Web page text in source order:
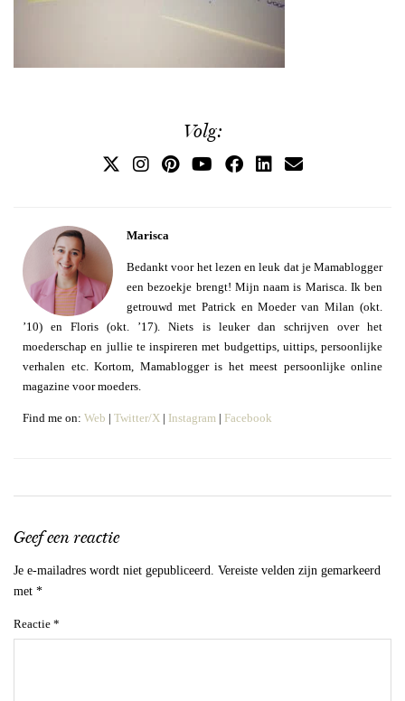
Volg:
Marisca
Bedankt voor het lezen en leuk dat je Mamablogger
een bezoekje brengt! Mijn naam is Marisca. Ik ben
getrouwd met Patrick en Moeder van Milan (okt.
’10) en Floris (okt. ’17). Niets is leuker dan schrijven over het
moederschap en jullie te inspireren met budgettips, uittips, persoonlijke
verhalen etc. Kortom, Mamablogger is het meest persoonlijke online
magazine voor moeders.
Find me on: Web | Twitter/X | Instagram | Facebook
Geef een reactie
Je e-mailadres wordt niet gepubliceerd. Vereiste velden zijn gemarkeerd
met *
Reactie *